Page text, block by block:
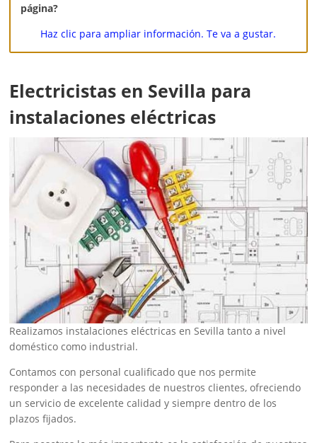
página?
Haz clic para ampliar información. Te va a gustar.
Electricistas en Sevilla para
instalaciones eléctricas
Realizamos instalaciones eléctricas en Sevilla tanto a nivel
doméstico como industrial.
Contamos con personal cualificado que nos permite
responder a las necesidades de nuestros clientes, ofreciendo
un servicio de excelente calidad y siempre dentro de los
plazos fijados.